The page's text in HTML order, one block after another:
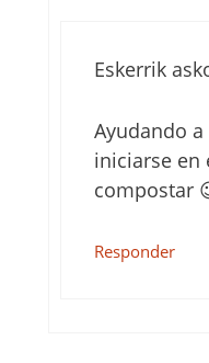
Eskerrik
Ayudando
iniciarse en
compostar
Responder